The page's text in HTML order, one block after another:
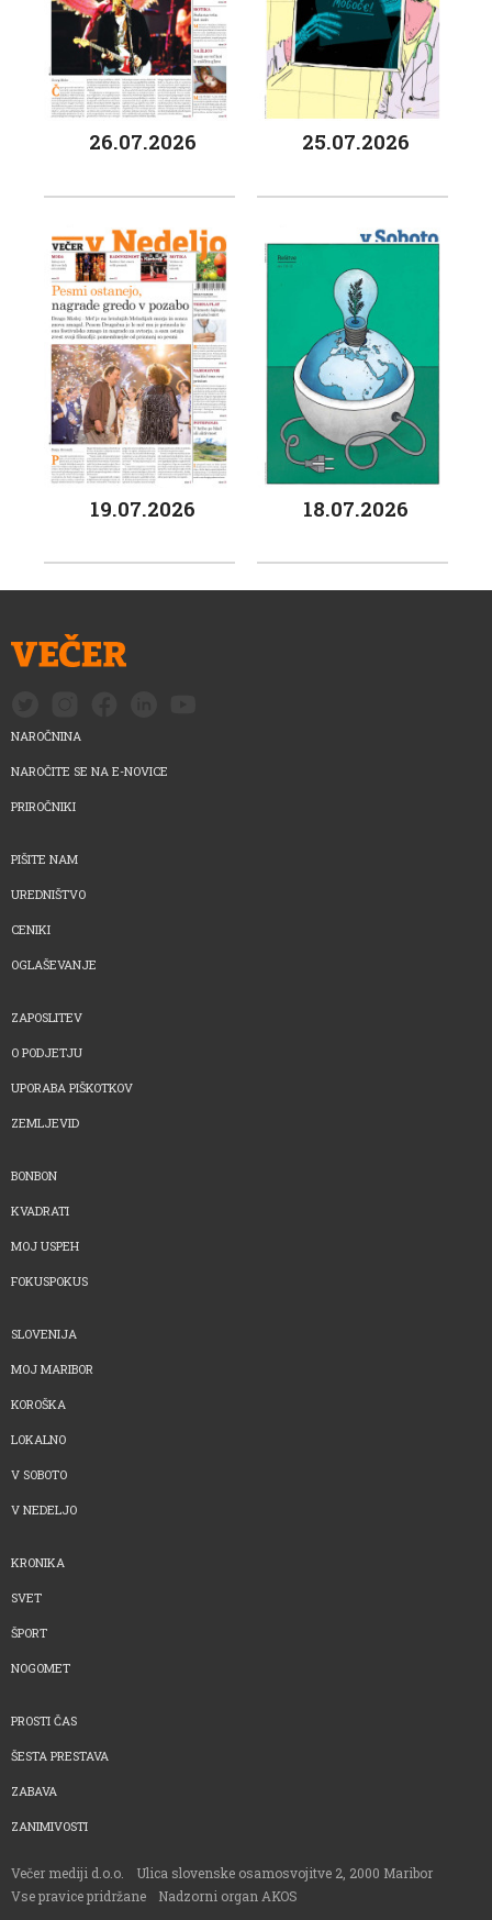
26.07.2026 25.07.2026
19.07.2026 18.07.2026
NAROČNINA
NAROČITE SE NA E-NOVICE
PRIROČNIKI
PIŠITE NAM
UREDNIŠTVO
CENIKI
OGLAŠEVANJE
ZAPOSLITEV
O PODJETJU
UPORABA PIŠKOTKOV
ZEMLJEVID
BONBON
KVADRATI
MOJ USPEH
FOKUSPOKUS
SLOVENIJA
MOJ MARIBOR
KOROŠKA
LOKALNO
V SOBOTO
V NEDELJO
KRONIKA
SVET
ŠPORT
NOGOMET
PROSTI ČAS
ŠESTA PRESTAVA
ZABAVA
ZANIMIVOSTI
Večer mediji d.o.o.
Ulica slovenske osamosvojitve 2, 2000 Maribor
Vse pravice pridržane
Nadzorni organ AKOS